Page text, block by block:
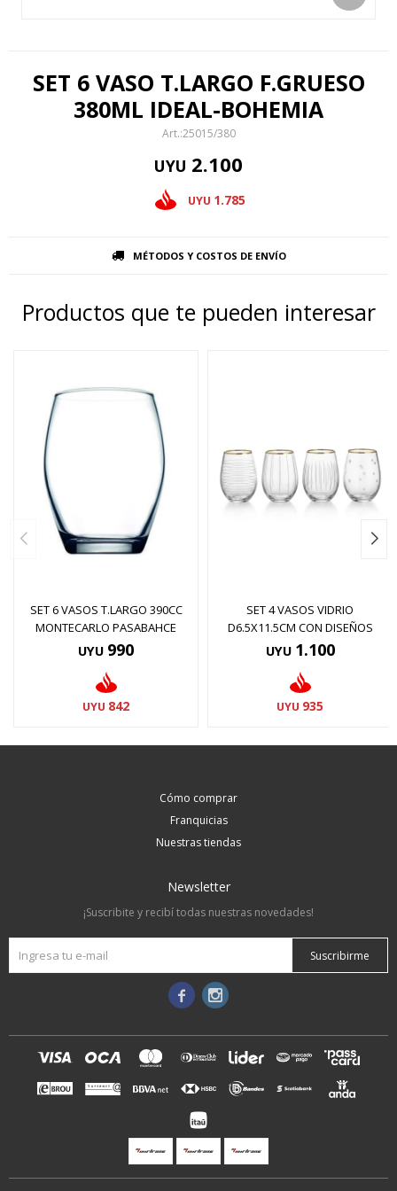
SET 6 VASO T.LARGO F.GRUESO
380ML IDEAL-BOHEMIA
25015/380
UYU 2.100
UYU 1.785
MÉTODOS Y COSTOS DE ENVÍO
Productos que te pueden interesar
SET 6 VASOS T.LARGO 390CC
MONTECARLO PASABAHCE
UYU 990
UYU 842
SET 4 VASOS VIDRIO
D6.5X11.5CM CON DISEÑOS
UYU 1.100
UYU 935
Cómo comprar
Franquicias
Nuestras tiendas
Newsletter
¡Suscribite y recibí todas nuestras novedades!
Suscribirme
 